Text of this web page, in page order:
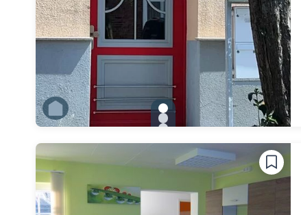
gallery.slide_selector
Zu Slide 1 wechseln
Zu Slide 2 wechseln
Zu Slide 4 wechseln
Zu Slide 5 wechseln